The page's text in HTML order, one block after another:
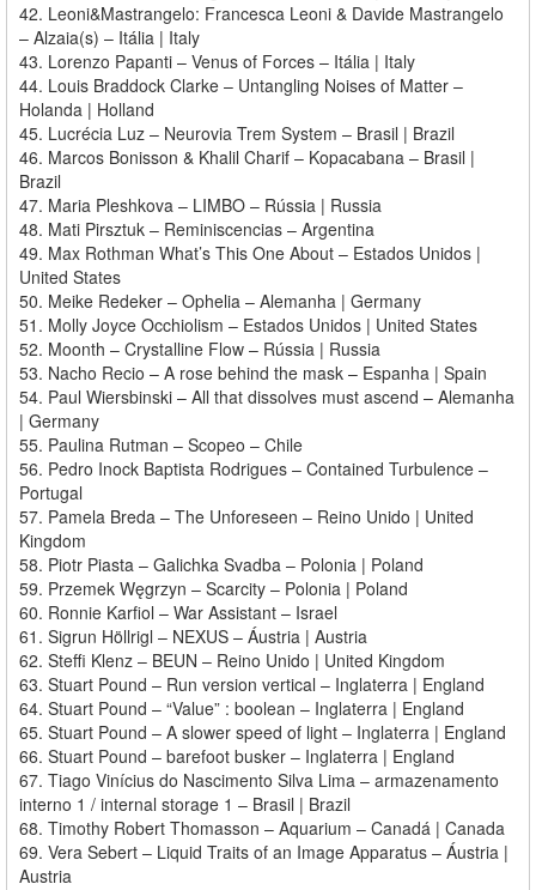
42. Leoni&Mastrangelo: Francesca Leoni & Davide Mastrangelo
– Alzaia(s) – Itália | Italy
43. Lorenzo Papanti – Venus of Forces – Itália | Italy
44. Louis Braddock Clarke – Untangling Noises of Matter –
Holanda | Holland
45. Lucrécia Luz – Neurovia Trem System – Brasil | Brazil
46. Marcos Bonisson & Khalil Charif – Kopacabana – Brasil |
Brazil
47. Maria Pleshkova – LIMBO – Rússia | Russia
48. Mati Pirsztuk – Reminiscencias – Argentina
49. Max Rothman What’s This One About – Estados Unidos |
United States
50. Meike Redeker – Ophelia – Alemanha | Germany
51. Molly Joyce Occhiolism – Estados Unidos | United States
52. Moonth – Crystalline Flow – Rússia | Russia
53. Nacho Recio – A rose behind the mask – Espanha | Spain
54. Paul Wiersbinski – All that dissolves must ascend – Alemanha
| Germany
55. Paulina Rutman – Scopeo – Chile
56. Pedro Inock Baptista Rodrigues – Contained Turbulence –
Portugal
57. Pamela Breda – The Unforeseen – Reino Unido | United
Kingdom
58. Piotr Piasta – Galichka Svadba – Polonia | Poland
59. Przemek Węgrzyn – Scarcity – Polonia | Poland
60. Ronnie Karfiol – War Assistant – Israel
61. Sigrun Höllrigl – NEXUS – Áustria | Austria
62. Steffi Klenz – BEUN – Reino Unido | United Kingdom
63. Stuart Pound – Run version vertical – Inglaterra | England
64. Stuart Pound – “Value” : boolean – Inglaterra | England
65. Stuart Pound – A slower speed of light – Inglaterra | England
66. Stuart Pound – barefoot busker – Inglaterra | England
67. Tiago Vinícius do Nascimento Silva Lima – armazenamento
interno 1 / internal storage 1 – Brasil | Brazil
68. Timothy Robert Thomasson – Aquarium – Canadá | Canada
69. Vera Sebert – Liquid Traits of an Image Apparatus – Áustria |
Austria